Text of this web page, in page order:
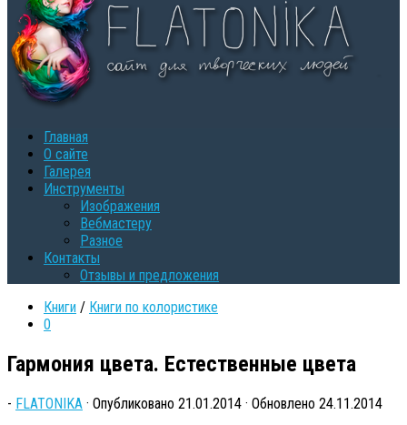
Главная
О сайте
Галерея
Инструменты
Изображения
Вебмастеру
Разное
Контакты
Oтзывы и предложения
Книги / Книги по колористике
0
Гармония цвета. Естественные цвета
- FLATONIKA · Опубликовано 21.01.2014 · Обновлено 24.11.2014